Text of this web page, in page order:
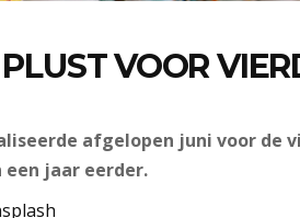
VOOR
afgelopen juni voor de
jaar eerder.